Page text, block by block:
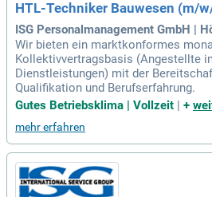
HTL-Techniker Bauwesen (m/
ISG Personalmanagement GmbH |
Wir bieten ein marktkonformes
Kollektivvertragsbasis (Angestellte
Dienstleistungen) mit der
Qualifikation und Berufserfahrung.
Gutes Betriebsklima | Vollzeit | +
mehr erfahren